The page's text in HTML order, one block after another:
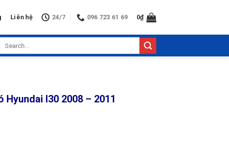
Liên hệ 24/7 096 723 61 69 0₫
Hyundai I30 2008 – 2011